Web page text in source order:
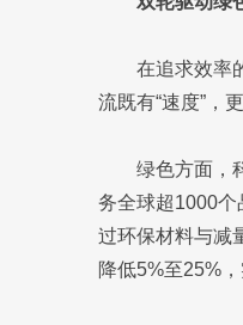
在追求效率
流既有“速度”，更
绿色方面，
务全球超1000个
过环保材料与减
降低5%至25%，